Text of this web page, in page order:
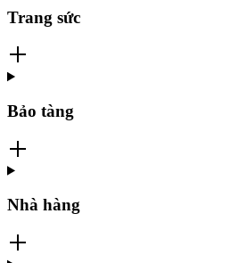
Trang sức
Bảo tàng
Nhà hàng